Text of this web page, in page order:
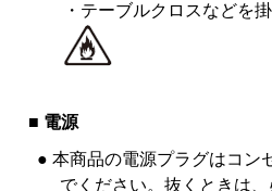
・ テーブルクロスなどを
■ 電源
● 本商品の電源プラグはコン
でください。抜くときは